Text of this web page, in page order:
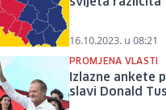
svijeta različita
16.10.2023. u 08:21
PROMJENA VLASTI
Izlazne ankete
slavi Donald